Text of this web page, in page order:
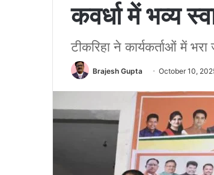
कवर्धा में भव्य
टीकरिहा ने कार्यकर्ताओं में
Brajesh Gupta October 10,